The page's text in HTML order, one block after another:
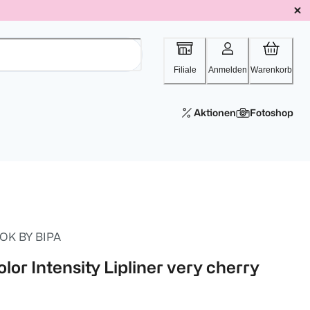
Filiale Anmelden Warenkorb
Aktionen Fotoshop
BY BIPA
Intensity Lipliner very cherry